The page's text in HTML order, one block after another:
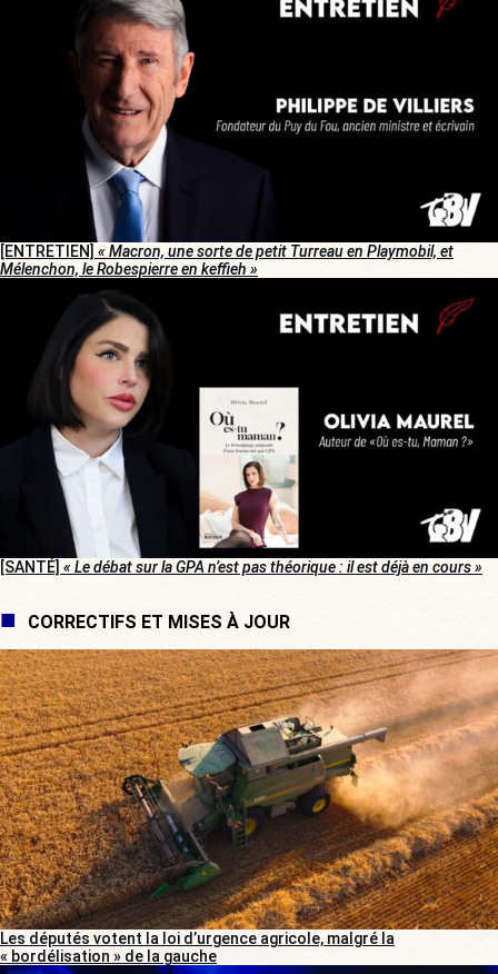
[ENTRETIEN] « Macron, une sorte de petit Turreau en Playmobil, et
Mélenchon, le Robespierre en keffieh »
[SANTÉ] « Le débat sur la GPA n’est pas théorique : il est déjà en cours »
CORRECTIFS ET MISES À JOUR
Les députés votent la loi d’urgence agricole, malgré la
« bordélisation » de la gauche